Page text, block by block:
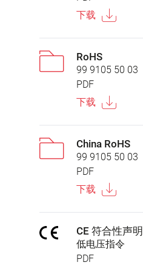
下载
RoHS
99 9105 50 03
PDF
下载
China RoHS
99 9105 50 03
PDF
下载
CE 符合性声明
低电压指令
PDF